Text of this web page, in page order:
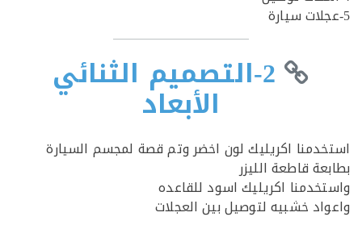
2-التصميم الثنائي
الأبعاد
اكريليك لون اخضر وتم قصة لمجسم السيارة
قاطعة الليزر
اكريليك اسود للقاعده
خشبيه لتوصيل بين العجلات